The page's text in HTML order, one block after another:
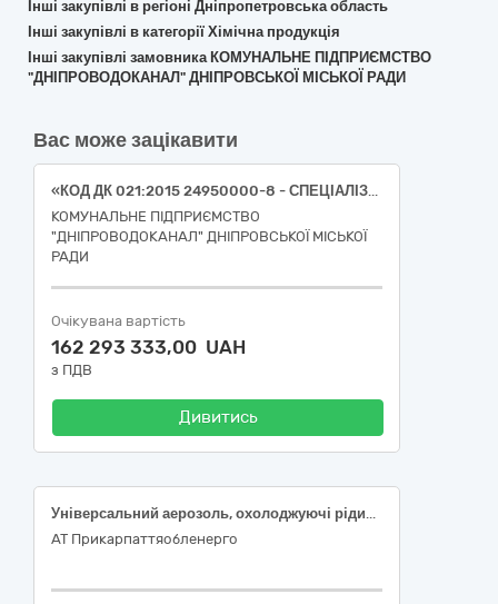
Інші закупівлі в регіоні Дніпропетровська область
Інші закупівлі в категорії Хімічна продукція
Інші закупівлі замовника КОМУНАЛЬНЕ ПІДПРИЄМСТВО
"ДНІПРОВОДОКАНАЛ" ДНІПРОВСЬКОЇ МІСЬКОЇ РАДИ
Вас може зацікавити
«КОД ДК 021:2015 24950000-8 - СПЕЦІАЛІЗОВАНА ХІМІЧНА ПРОДУКЦІЯ (ФЛОКУЛЯНТ (ПОЛІАЛЮМІНІЙ ХЛОРИД) ДЛЯ ОЧИЩЕННЯ ПИТНОЇ ВОДИ)»
КОМУНАЛЬНЕ ПІДПРИЄМСТВО
"ДНІПРОВОДОКАНАЛ" ДНІПРОВСЬКОЇ МІСЬКОЇ
РАДИ
Очікувана вартість
162 293 333,00 UAH
з ПДВ
Дивитись
Універсальний аерозоль, охолоджуючі рідини, робочі рідини каталізатора, омивач скла, літні рідини для склоомивача, шампунь, паста
АТ Прикарпаттяобленерго